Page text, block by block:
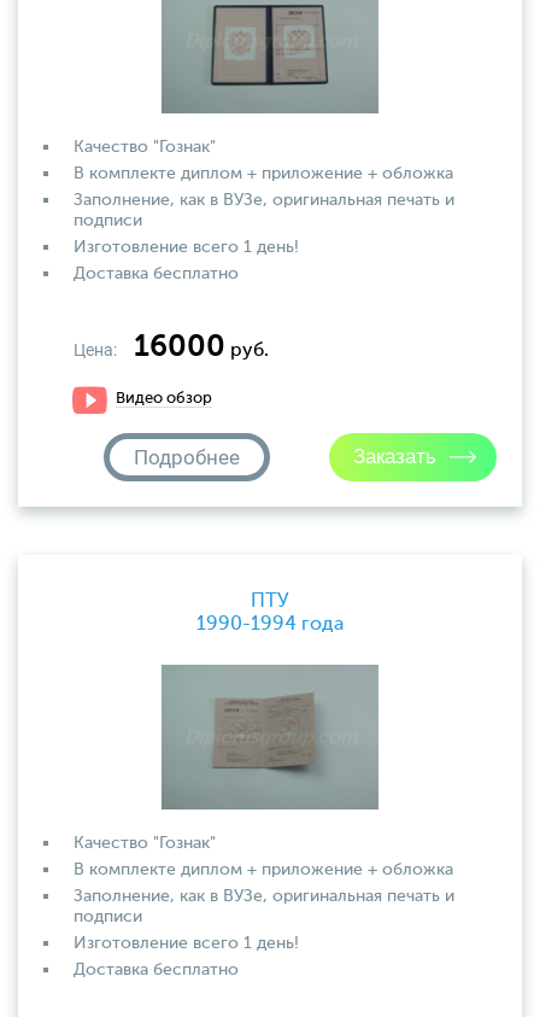
Качество "Гознак"
В комплекте диплом + приложение + обложка
Заполнение, как в ВУЗе, оригинальная печать и
подписи
Изготовление всего 1 день!
Доставка бесплатно
Цена: 16000 руб.
Видео обзор
Подробнее
ПТУ
1990-1994 года
Качество "Гознак"
В комплекте диплом + приложение + обложка
Заполнение, как в ВУЗе, оригинальная печать и
подписи
Изготовление всего 1 день!
Доставка бесплатно